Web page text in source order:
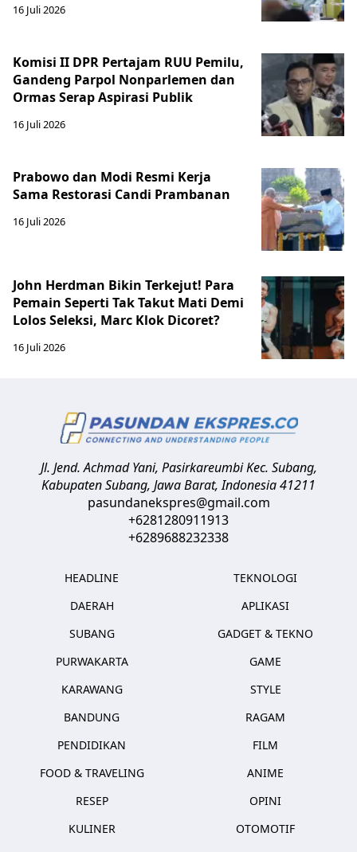
16 Juli 2026
Komisi II DPR Pertajam RUU Pemilu,
Gandeng Parpol Nonparlemen dan
Ormas Serap Aspirasi Publik
16 Juli 2026
Prabowo dan Modi Resmi Kerja
Sama Restorasi Candi Prambanan
16 Juli 2026
John Herdman Bikin Terkejut! Para
Pemain Seperti Tak Takut Mati Demi
Lolos Seleksi, Marc Klok Dicoret?
16 Juli 2026
Jl. Jend. Achmad Yani, Pasirkareumbi Kec. Subang,
Kabupaten Subang, Jawa Barat,Indonesia41211
pasundanekspres@gmail.com
+6281280911913
+6289688232338
HEADLINE
DAERAH
SUBANG
PURWAKARTA
KARAWANG
BANDUNG
PENDIDIKAN
FOOD & TRAVELING
RESEP
KULINER
TEKNOLOGI
APLIKASI
GADGET & TEKNO
GAME
STYLE
RAGAM
FILM
ANIME
OPINI
OTOMOTIF